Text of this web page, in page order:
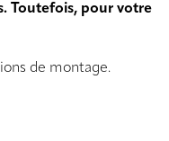
Toutefois, pour votre
de montage.